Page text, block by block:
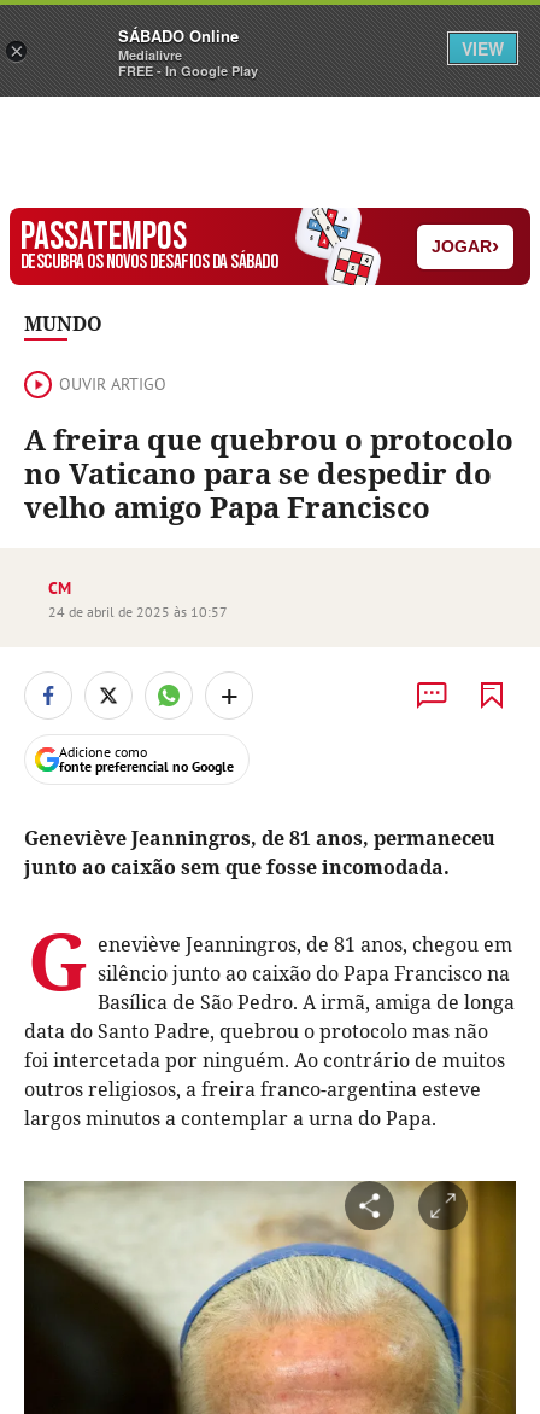
Sábado Assine Iniciar Sessão
PASSATEMPOS
DESCUBRA OS NOVOS DESAFIOS DA SÁBADO
JOGAR›
MUNDO
OUVIR ARTIGO
A freira que quebrou o protocolo
no Vaticano para se despedir do
velho amigo Papa Francisco
CM
24 de abril de 2025 às 10:57
+
Adicione como
fonte preferencial no Google
Geneviève Jeanningros, de 81 anos, permaneceu
junto ao caixão sem que fosse incomodada.
G eneviève Jeanningros, de 81 anos, chegou em
silêncio junto ao caixão do Papa Francisco na
Basílica de São Pedro. A irmã, amiga de longa
data do Santo Padre, quebrou o protocolo mas não
foi intercetada por ninguém. Ao contrário de muitos
outros religiosos, a freira franco-argentina esteve
largos minutos a contemplar a urna do Papa.
×
SÁBADO Online
Medialivre
FREE - In Google Play
VIEW